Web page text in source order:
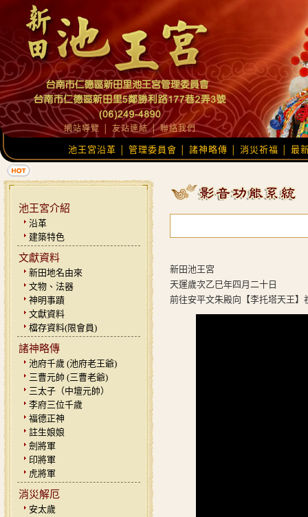
網站導覽 友站連結│聯絡我們
池王宮沿革 管理委員會 諸神略傳 消災祈福 最
池王宮介紹
沿革
建築特色
文獻資料
新田地名由來
文物、法器
神明事蹟
文獻資料
檔存資料(限會員)
諸神略傳
池府千歲 (池府老王爺)
三曹元帥 (三曹老爺)
三太子（中壇元帥）
李府三位千歲
福德正神
註生娘娘
劍將軍
印將軍
虎將軍
消災解厄
安太歲
新田池王宮
天運歲次乙巳年四月二十日
前往安平文朱殿向【李托塔天王】